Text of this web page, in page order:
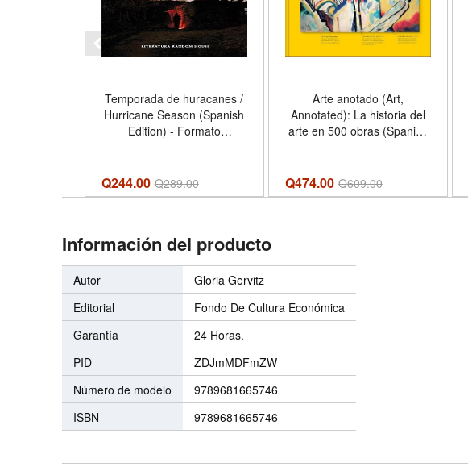
Temporada de huracanes /
Hurricane Season (Spanish
Edition) - Formato
Q244.00 Q289.00
Arte anotado (Art,
Annotated): La historia del
arte en 500 obras (Spanish
Q474.00 Q609.00
Información del producto
Autor
Gloria Gervitz
Editorial
Fondo De Cultura Económica
Garantía
24 Horas.
PID
ZDJmMDFmZW
Número de modelo
9789681665746
ISBN
9789681665746